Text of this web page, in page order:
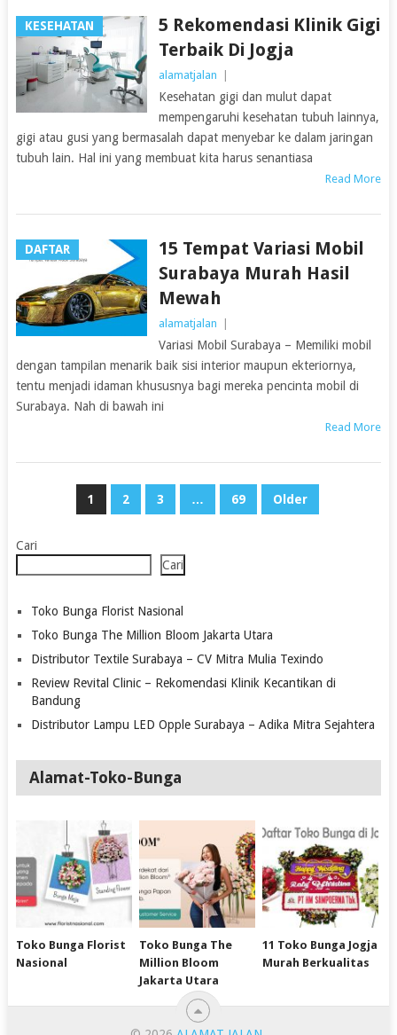
KESEHATAN
5 Rekomendasi Klinik Gigi
Terbaik Di Jogja
alamatjalan
Kesehatan gigi dan mulut dapat
mempengaruhi kesehatan tubuh lainnya,
gigi atau gusi yang bermasalah dapat menyebar ke dalam jaringan
tubuh lain. Hal ini yang membuat kita harus senantiasa
Read More
DAFTAR
15 Tempat Variasi Mobil
Surabaya Murah Hasil
Mewah
alamatjalan
Variasi Mobil Surabaya – Memiliki mobil
dengan tampilan menarik baik sisi interior maupun ekteriornya,
tentu menjadi idaman khususnya bagi mereka pencinta mobil di
Surabaya. Nah di bawah ini
Read More
1 2 3 … 69 Older
Cari
Cari
Toko Bunga Florist Nasional
Toko Bunga The Million Bloom Jakarta Utara
Distributor Textile Surabaya – CV Mitra Mulia Texindo
Review Revital Clinic – Rekomendasi Klinik Kecantikan di
Bandung
Distributor Lampu LED Opple Surabaya – Adika Mitra Sejahtera
Alamat-Toko-Bunga
Toko Bunga Florist
Nasional
Toko Bunga The
Million Bloom
Jakarta Utara
11 Toko Bunga Jogja
Murah Berkualitas